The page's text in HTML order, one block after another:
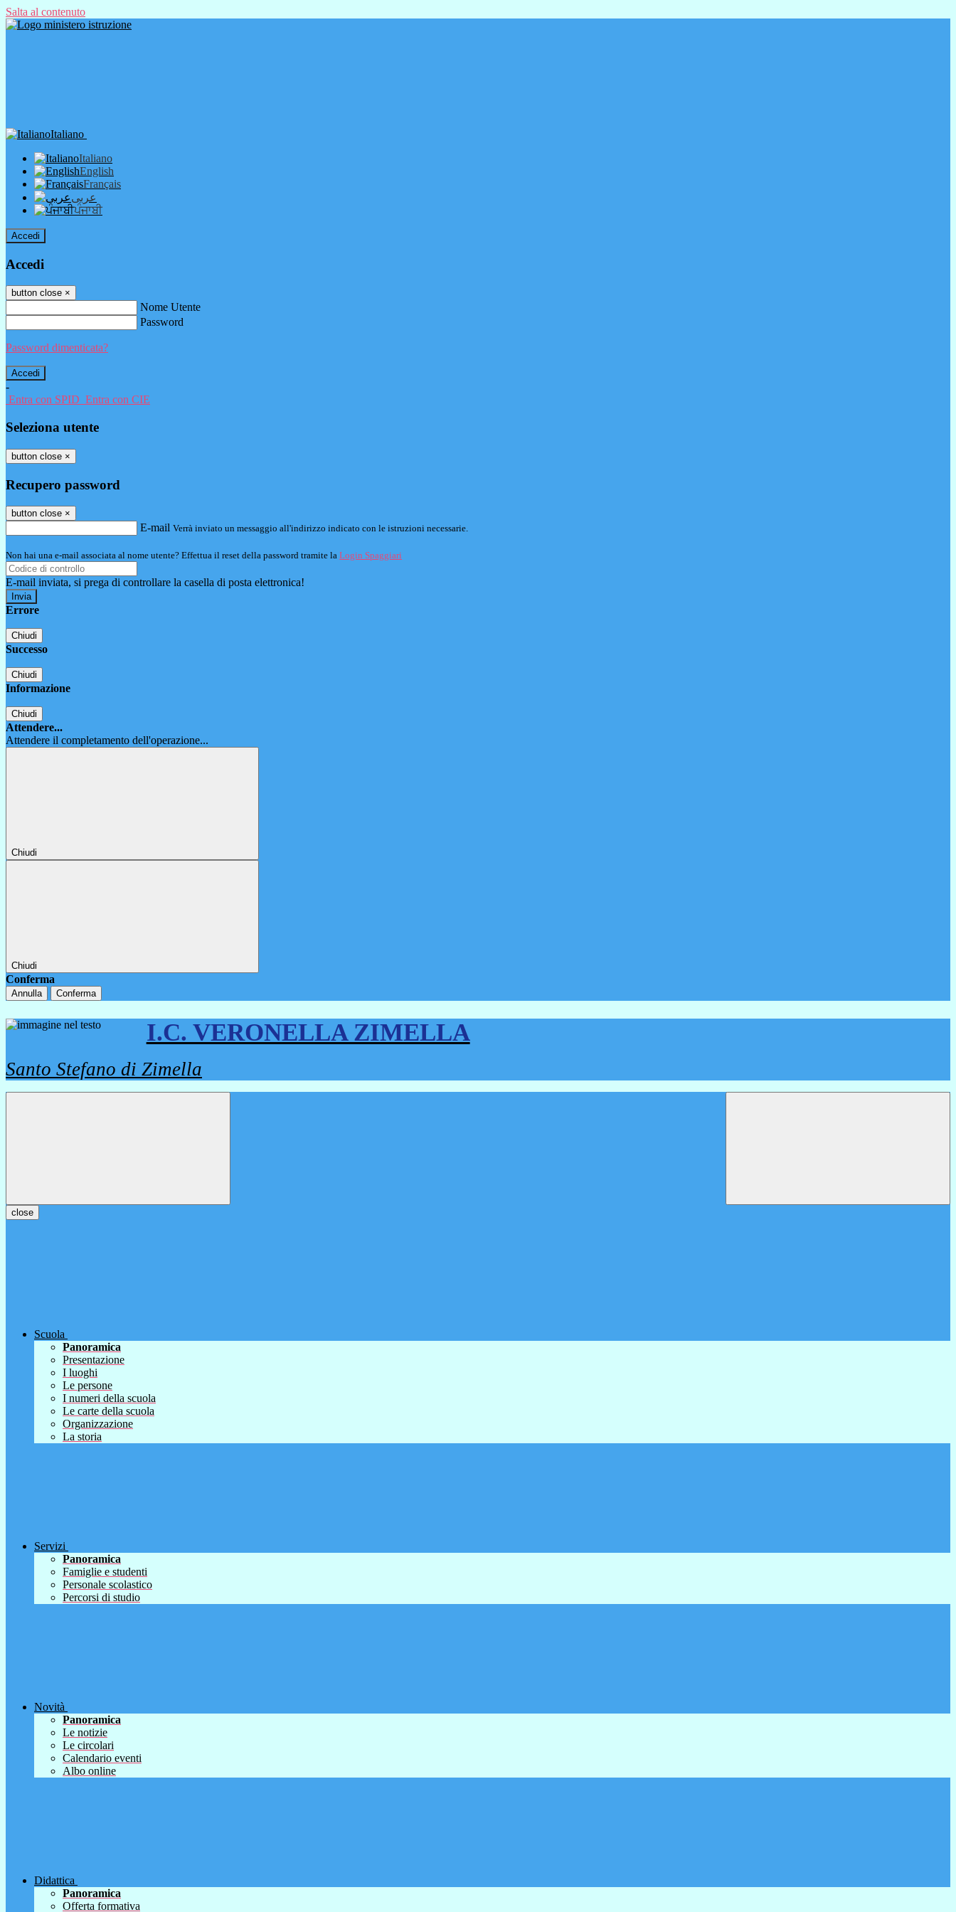
Salta al contenuto
Italiano
Italiano
English
Français
عربى
ਪੰਜਾਬੀ
Accedi
Accedi
button close ×
Nome Utente
Password
Password dimenticata?
-
Entra con SPID Entra con CIE
Seleziona utente
button close ×
Recupero password
button close ×
E-mail Verrà inviato un messaggio all'indirizzo indicato con le istruzioni necessarie.
Non hai una e-mail associata al nome utente? Effettua il reset della password tramite la Login Spaggiari
E-mail inviata, si prega di controllare la casella di posta elettronica!
Errore
Chiudi
Successo
Chiudi
Informazione
Chiudi
Attendere...
Attendere il completamento dell'operazione...
Chiudi
Chiudi
Conferma
Annulla Conferma
I.C. VERONELLA ZIMELLA
Santo Stefano di Zimella
close
Scuola
Panoramica
Presentazione
I luoghi
Le persone
I numeri della scuola
Le carte della scuola
Organizzazione
La storia
Servizi
Panoramica
Famiglie e studenti
Personale scolastico
Percorsi di studio
Novità
Panoramica
Le notizie
Le circolari
Calendario eventi
Albo online
Didattica
Panoramica
Offerta formativa